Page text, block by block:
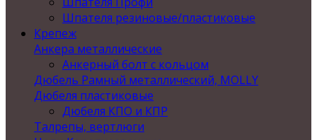
Шпателя резиновые/пластиковые
Крепеж
Анкера металлические
Анкерный болт с кольцом
Дюбель Рамный металлический, MOLLY
Дюбеля пластиковые
Дюбеля КПО и КПР
Талрепы, вертлюги